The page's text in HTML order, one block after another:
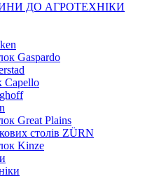
ДО АГРОТЕХНІКИ
Gaspardo
Capello
Great Plains
столів ZÜRN
Kinze